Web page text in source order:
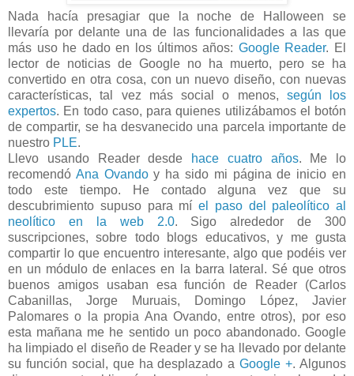
Nada hacía presagiar que la noche de Halloween se
llevaría por delante una de las funcionalidades a las que
más uso he dado en los últimos años: Google Reader. El
lector de noticias de Google no ha muerto, pero se ha
convertido en otra cosa, con un nuevo diseño, con nuevas
características, tal vez más social o menos, según los
expertos. En todo caso, para quienes utilizábamos el botón
de compartir, se ha desvanecido una parcela importante de
nuestro PLE.
Llevo usando Reader desde
hace cuatro años. Me lo
recomendó Ana Ovandoy ha sido mi página de inicio en
todo este tiempo. He contado alguna vez que su
descubrimiento supuso para mí el paso del paleolítico al
neolítico en la web 2.0. Sigo alrededor de 300
suscripciones, sobre todo blogs educativos, y me gusta
compartir lo que encuentro interesante, algo que podéis ver
en un módulo de enlaces en la barra lateral. Sé que otros
buenos amigos usaban esa función de Reader (Carlos
Cabanillas, Jorge Muruais, Domingo López, Javier
Palomares o la propia Ana Ovando, entre otros), por eso
esta mañana me he sentido un poco abandonado. Google
ha limpiado el diseño de Reader y se ha llevado por delante
su función social, que ha desplazado aGoogle +. Algunos